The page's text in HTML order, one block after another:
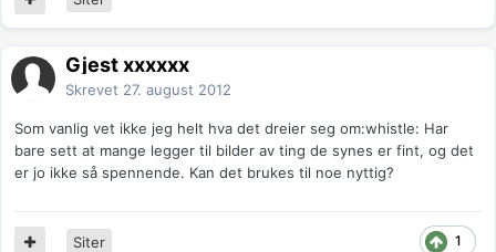
Gjest xxxxxx
Skrevet 27. august 2012
Som vanlig vet ikke jeg helt hva det dreier seg om:whistle: Har
bare sett at mange legger til bilder av ting de synes er fint, og det
er jo ikke så spennende. Kan det brukes til noe nyttig?
1
Siter